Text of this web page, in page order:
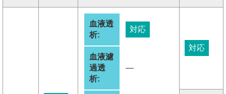
血液透
析:
対応
血液濾
過透
析:
―
対応